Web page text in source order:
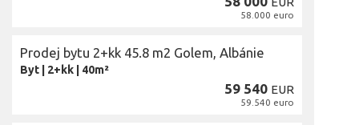
58.000 euro
Prodej bytu 2+kk 45.8 m2 Golem, Albánie
Byt 2+kk 40m²
59 540 EUR
59.540 euro